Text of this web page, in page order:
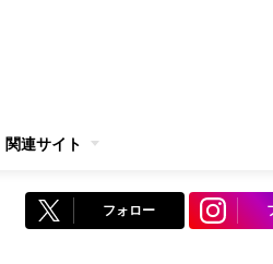
関連サイト
フォロー